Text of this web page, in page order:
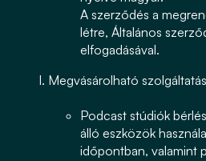
A szerződés a
létre, Általános
elfogadásával.
Megvásárolható
Podcast stúdiók
álló eszközök
időpontban, valamint